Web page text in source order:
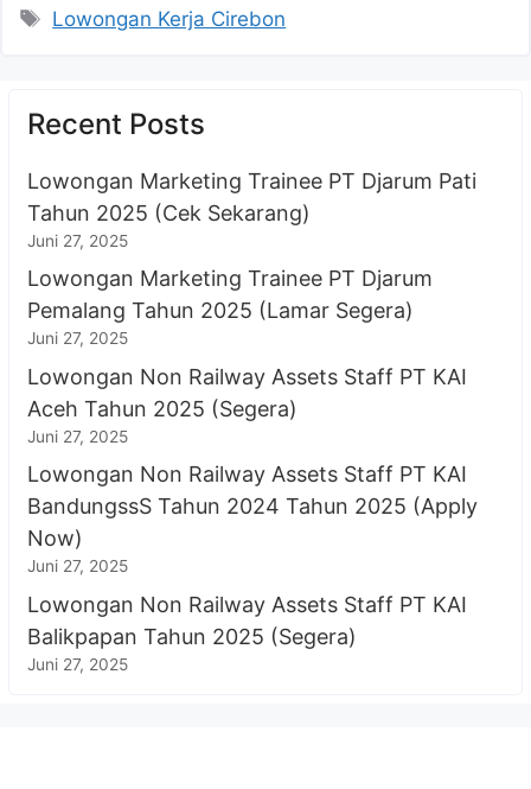
Tag
Lowongan Kerja Cirebon
Recent Posts
Lowongan Marketing Trainee PT Djarum Pati
Tahun 2025 (Cek Sekarang)
Juni 27, 2025
Lowongan Marketing Trainee PT Djarum
Pemalang Tahun 2025 (Lamar Segera)
Juni 27, 2025
Lowongan Non Railway Assets Staff PT KAI
Aceh Tahun 2025 (Segera)
Juni 27, 2025
Lowongan Non Railway Assets Staff PT KAI
BandungssS Tahun 2024 Tahun 2025 (Apply
Now)
Juni 27, 2025
Lowongan Non Railway Assets Staff PT KAI
Balikpapan Tahun 2025 (Segera)
Juni 27, 2025